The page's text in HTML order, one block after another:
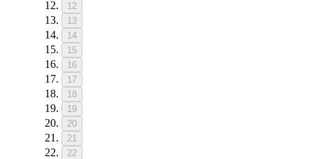
12
13
14
15
16
17
18
19
20
21
22